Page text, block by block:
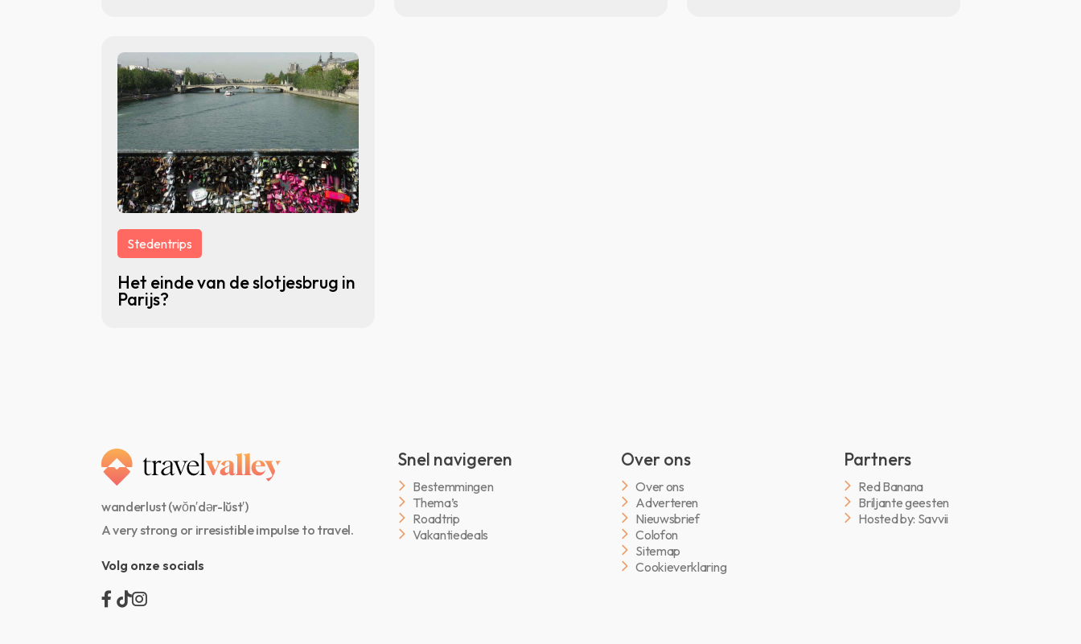
Stedentrips
Het einde van de slotjesbrug in
Parijs?
wanderlust (wŏn′dər-lŭst′)
A very strong or irresistible impulse to travel.
Volg onze socials
Snel navigeren
Bestemmingen
Thema’s
Roadtrip
Vakantiedeals
Over ons
Over ons
Adverteren
Nieuwsbrief
Colofon
Sitemap
Cookieverklaring
Partners
Red Banana
Briljante geesten
Hosted by: Savvii